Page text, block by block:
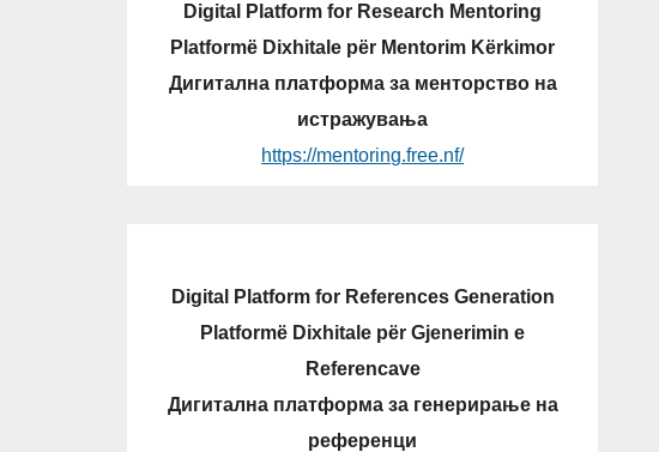
Digital Platform for Research Mentoring
Platformë Dixhitale për Mentorim Kërkimor
Дигитална платформа за менторство на
истражувања
https://mentoring.free.nf/
Digital Platform for References Generation
Platformë Dixhitale për Gjenerimin e
Referencave
Дигитална платформа за генерирање на
референци